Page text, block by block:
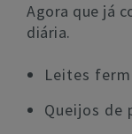
Agora que já
diária.
Leites
Queijos de